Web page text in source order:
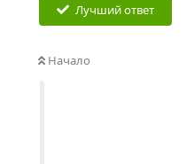
Лучший ответ
Начало